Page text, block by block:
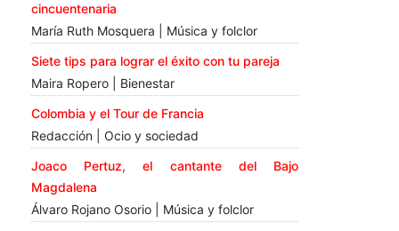
cincuentenaria
María Ruth Mosquera | Música y folclor
Siete tips para lograr el éxito con tu pareja
Maira Ropero | Bienestar
Colombia y el Tour de Francia
Redacción | Ocio y sociedad
Joaco Pertuz, el cantante del Bajo
Magdalena
Álvaro Rojano Osorio | Música y folclor